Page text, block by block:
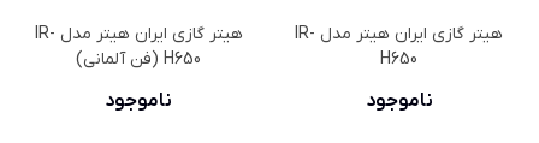
هیتر گازی ایران هیتر مدل IR-
H650
ناموجود
هیتر گازی ایران هیتر مدل IR-
H650 (فن آلمانی)
ناموجود